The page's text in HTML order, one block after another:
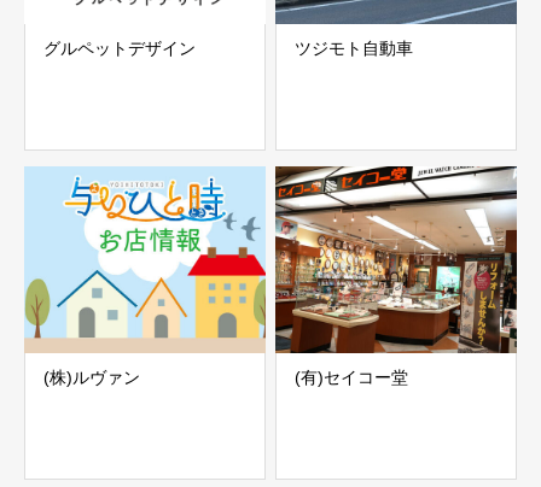
グルペットデザイン ツジモト自動車
(株)ルヴァン (有)セイコー堂